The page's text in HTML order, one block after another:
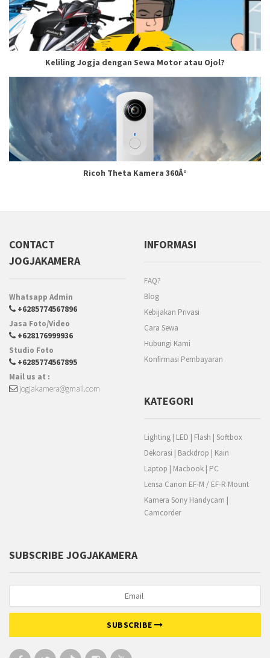
Keliling Jogja dengan Sewa Motor atau Ojol?
Ricoh Theta Kamera 360Â°
CONTACT
JOGJAKAMERA
Whatsapp Admin
+6285774567896
Jasa Foto/Video
+628176999936
Studio Foto
+6285774567895
Mail us at :
jogjakamera@gmail.com
INFORMASI
FAQ?
Blog
Kebijakan Privasi
Cara Sewa
Hubungi Kami
Konfirmasi Pembayaran
KATEGORI
Lighting | LED | Flash | Softbox
Dekorasi | Backdrop | Kain
Laptop | Macbook | PC
Lensa Canon EF-M / EF-R Mount
Kamera Sony Handycam |
Camcorder
SUBSCRIBE JOGJAKAMERA
SUBSCRIBE